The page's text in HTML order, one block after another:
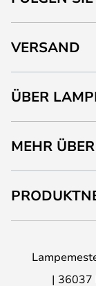
VERSAND
ÜBER
MEHR ÜBER
36037